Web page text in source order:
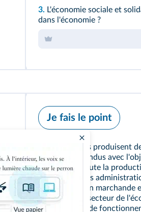
3. L'économie sociale et
dans l'économie ?
Je fais le point
Les entreprises produisent
c'est-à-dire vendus avec
Cependant, toute la
entreprises : les
production non marchande
important. Le secteur de
sur des règles de